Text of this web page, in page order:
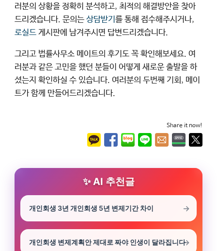
러분의 상황을 정확히 분석하고, 최적의 해결방안을 찾아
드리겠습니다. 문의는 상담받기 를 통해 접수해주시거나,
로실드 게시판에 남겨주시면 답변드리겠습니다.
그리고 법률사무소 메이트의 후기도 꼭 확인해보세요. 여
러분과 같은 고민을 했던 분들이 어떻게 새로운 출발을 하
셨는지 확인하실 수 있습니다. 여러분의 두번째 기회, 메이
트가 함께 만들어드리겠습니다.
Share it now!
AI 추천글
개인회생 3년 개인회생 5년 변제기간 차이
개인회생 변제계획안 제대로 짜야 인생이 달라집니다